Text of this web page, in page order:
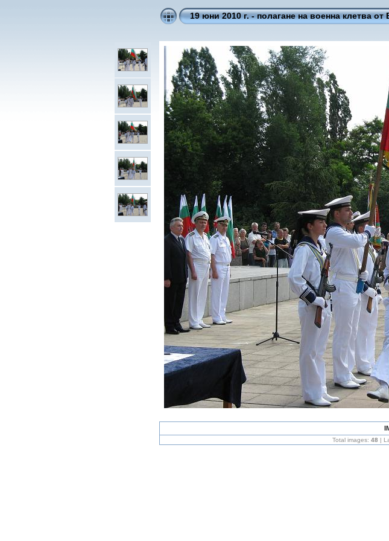
19 юни 2010 г. - полагане на военна клетва
Total images: 48 |